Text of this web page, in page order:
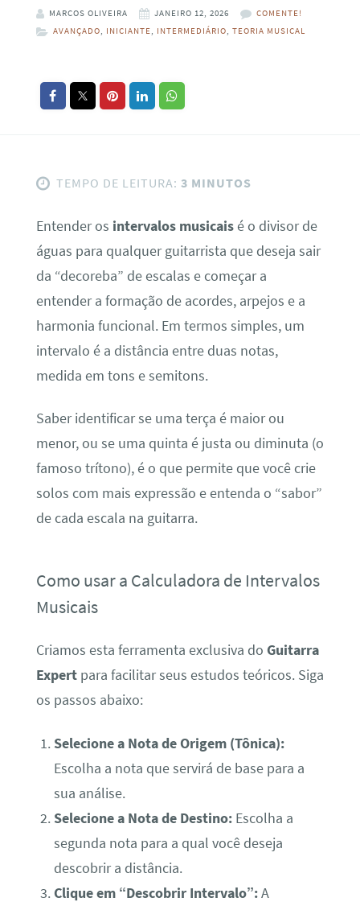
MARCOS OLIVEIRA JANEIRO 12, 2026
COMENTE!
AVANÇADO, INICIANTE, INTERMEDIÁRIO, TEORIA MUSICAL
TEMPO DE LEITURA: 3 MINUTOS
Entender os intervalos musicaisé o divisor de
águas para qualquer guitarrista que deseja sair
da “decoreba” de escalas e começar a
entender a formação de acordes, arpejos e a
harmonia funcional. Em termos simples, um
intervalo é a distância entre duas notas,
medida em tons e semitons.
Saber identificar se uma terça é maior ou
menor, ou se uma quinta é justa ou diminuta (o
famoso trítono), é o que permite que você crie
solos com mais expressão e entenda o “sabor”
de cada escala na guitarra.
Como usar a Calculadora de Intervalos
Musicais
Criamos esta ferramenta exclusiva do Guitarra
Expertpara facilitar seus estudos teóricos. Siga
os passos abaixo:
Selecione a Nota de Origem (Tônica):
Escolha a nota que servirá de base para a
sua análise.
Selecione a Nota de Destino: Escolha a
segunda nota para a qual você deseja
descobrir a distância.
Clique em “Descobrir Intervalo”:A